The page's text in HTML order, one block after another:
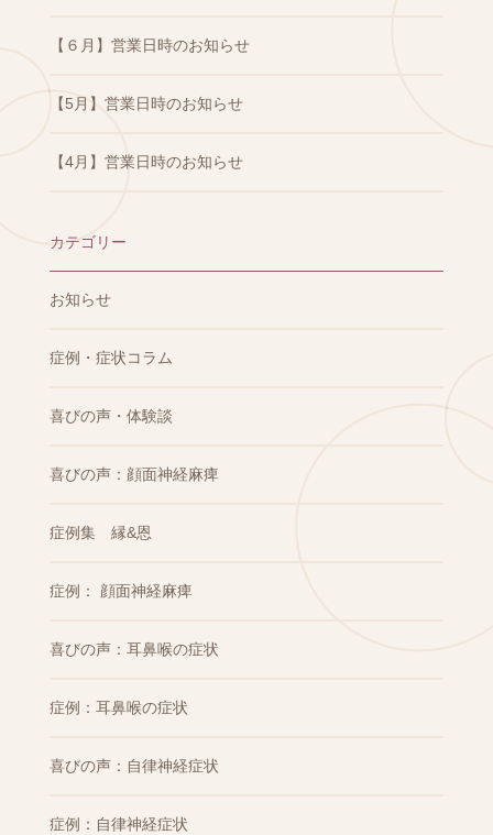
【６月】営業日時のお知らせ
【5月】営業日時のお知らせ
【4月】営業日時のお知らせ
カテゴリー
お知らせ
症例・症状コラム
喜びの声・体験談
喜びの声：顔面神経麻痺
症例集 縁&恩
症例： 顔面神経麻痺
喜びの声：耳鼻喉の症状
症例：耳鼻喉の症状
喜びの声：自律神経症状
症例：自律神経症状